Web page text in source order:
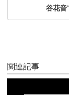
谷花音
関連記事